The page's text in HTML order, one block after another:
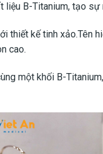
liệu B-Titanium, tạo
thiết kế tinh xảo.Tên
cao.
một khối B-